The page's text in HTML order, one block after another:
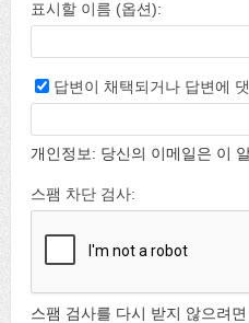
표시할 이름 (옵션):
답변이 채택되거나 답변에
개인정보: 당신의 이메일은 이
스팸 차단 검사:
스팸 검사를 다시 받지 않으려면